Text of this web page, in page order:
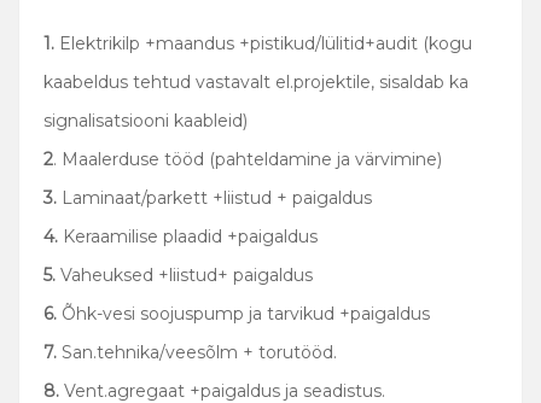
1. Elektrikilp +maandus +pistikud/lülitid+audit (kogu
kaabeldus tehtud vastavalt el.projektile, sisaldab ka
signalisatsiooni kaableid)
2. Maalerduse tööd (pahteldamine ja värvimine)
3. Laminaat/parkett +liistud + paigaldus
4. Keraamilise plaadid +paigaldus
5. Vaheuksed +liistud+ paigaldus
6. Õhk-vesi soojuspump ja tarvikud +paigaldus
7. San.tehnika/veesõlm + torutööd.
8. Vent.agregaat +paigaldus ja seadistus.